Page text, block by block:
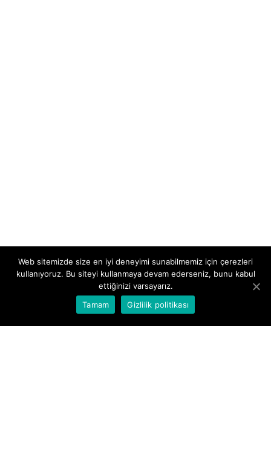
Web sitemizde size en iyi deneyimi sunabilmemiz için çerezleri
kullanıyoruz. Bu siteyi kullanmaya devam ederseniz, bunu kabul
ettiğinizi varsayarız.
Tamam
Gizlilik politikası